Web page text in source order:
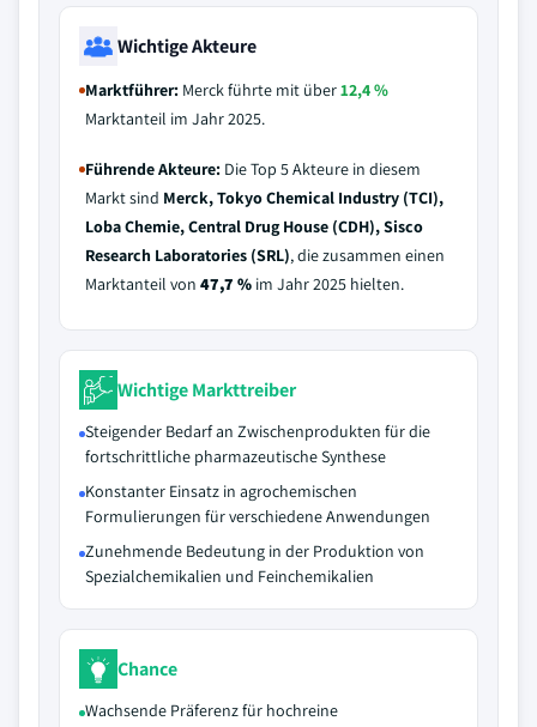
Wichtige Akteure
Marktführer: Merck führte mit über12,4 %
Marktanteil im Jahr 2025.
Führende Akteure: Die Top 5 Akteure in diesem
Markt sind Merck, Tokyo Chemical Industry (TCI),
Loba Chemie, Central Drug House (CDH), Sisco
Research Laboratories (SRL), die zusammen einen
Marktanteil von 47,7 % im Jahr 2025 hielten.
Wichtige Markttreiber
Steigender Bedarf an Zwischenprodukten für die
fortschrittliche pharmazeutische Synthese
Konstanter Einsatz in agrochemischen
Formulierungen für verschiedene Anwendungen
Zunehmende Bedeutung in der Produktion von
Spezialchemikalien und Feinchemikalien
Chance
Wachsende Präferenz für hochreine